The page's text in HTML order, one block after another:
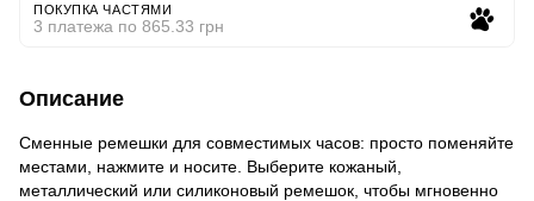
ПОКУПКА ЧАСТЯМИ
3 платежа по 865.33 грн
Описание
Сменные ремешки для совместимых часов: просто поменяйте
местами, нажмите и носите. Выберите кожаный,
металлический или силиконовый ремешок, чтобы мгновенно